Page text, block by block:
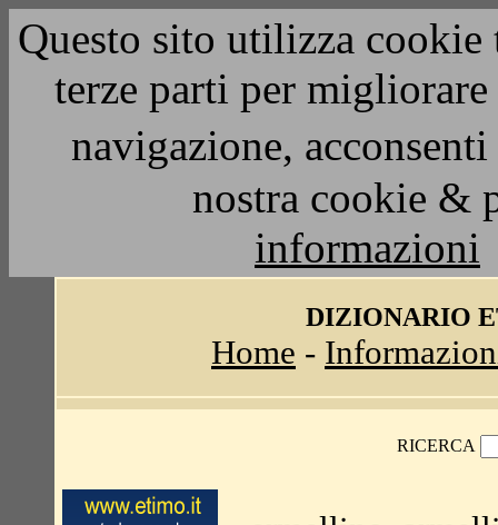
Questo sito utilizza
terze parti per
navigazione,
nostra cookie &
informazioni
DIZIONARIO
Home -
RICERCA